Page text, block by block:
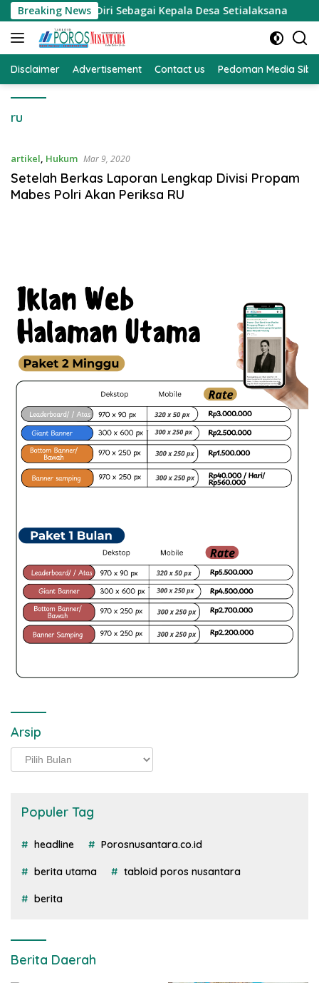
Langsung
ke
konten
Breaking News
Mencalonkan Diri Sebagai Kepala Desa Setialaksana
Disclaimer Advertisement Contact us Pedoman Media
ru
artikel, Hukum Mar 9, 2020
Setelah Berkas Laporan Lengkap Divisi Propam
Mabes Polri Akan Periksa RU
Arsip
Arsip
Populer Tag
headline Porosnusantara.co.id
berita utama tabloid poros nusantara
berita
Berita Daerah